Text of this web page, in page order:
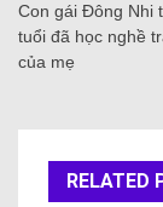
Con gái Đông Nhi
tuổi đã học nghề
của mẹ
RELATED